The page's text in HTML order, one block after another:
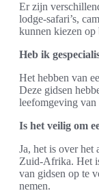
Er zijn
lodge-safari’s,
kunnen kiezen op
Heb ik
Het hebben van
Deze gidsen
leefomgeving
Is het veilig om
Ja, het is over het
Zuid-Afrika. Het
van gidsen op te
nemen.